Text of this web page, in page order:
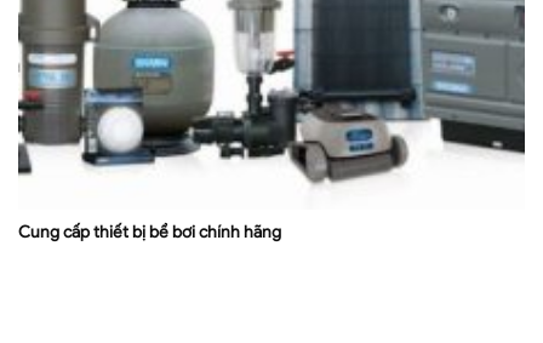
Cung cấp thiết bị bể bơi chính hãng